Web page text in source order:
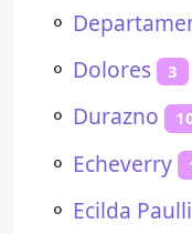
⚬
⚬ Dolores 3
⚬ Durazno
⚬ Echeverry
⚬ Ecilda